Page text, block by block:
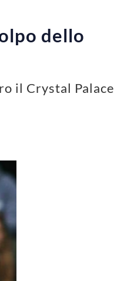
dello
il Crystal Palace